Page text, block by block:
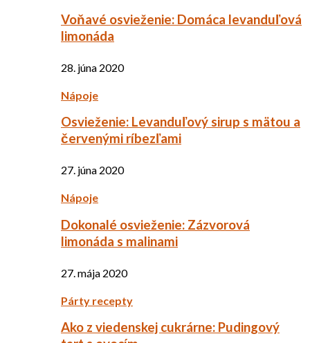
Voňavé osvieženie: Domáca levanduľová
limonáda
28. júna 2020
Nápoje
Osvieženie: Levanduľový sirup s mätou a
červenými ríbezľami
27. júna 2020
Nápoje
Dokonalé osvieženie: Zázvorová
limonáda s malinami
27. mája 2020
Párty recepty
Ako z viedenskej cukrárne: Pudingový